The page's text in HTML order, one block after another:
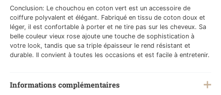
Conclusion: Le chouchou en coton vert est un accessoire de
coiffure polyvalent et élégant. Fabriqué en tissu de coton doux et
léger, il est confortable à porter et ne tire pas sur les cheveux. Sa
belle couleur vieux rose ajoute une touche de sophistication à
votre look, tandis que sa triple épaisseur le rend résistant et
durable. Il convient à toutes les occasions et est facile à entretenir.
Informations complémentaires